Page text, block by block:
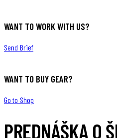
WANT TO WORK WITH US?
Send Brief
WANT TO BUY GEAR?
Go to Shop
PREDNÁŠKA O